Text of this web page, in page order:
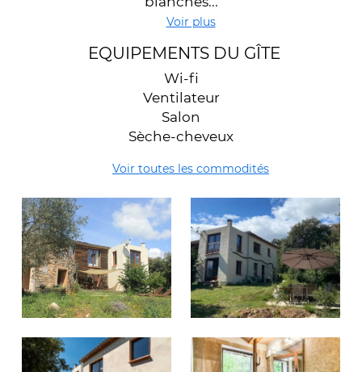
Voir plus
EQUIPEMENTS DU GÎTE
Wi-fi
Ventilateur
Salon
Sèche-cheveux
Voir toutes les commodités